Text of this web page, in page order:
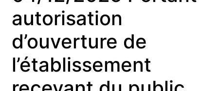
autorisation
d’ouverture de
l’établissement